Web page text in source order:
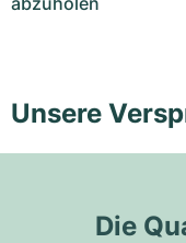
Unsere
Die